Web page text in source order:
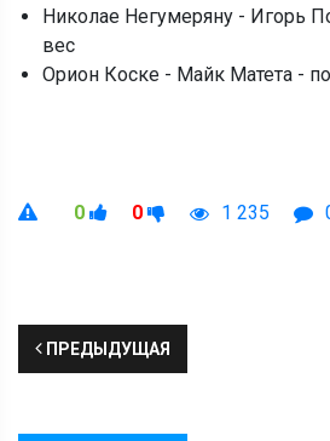
Николае Негумеряну - Игорь
вес
Орион Коске - Майк Матета -
0 0 1 235
ПРЕДЫДУЩАЯ